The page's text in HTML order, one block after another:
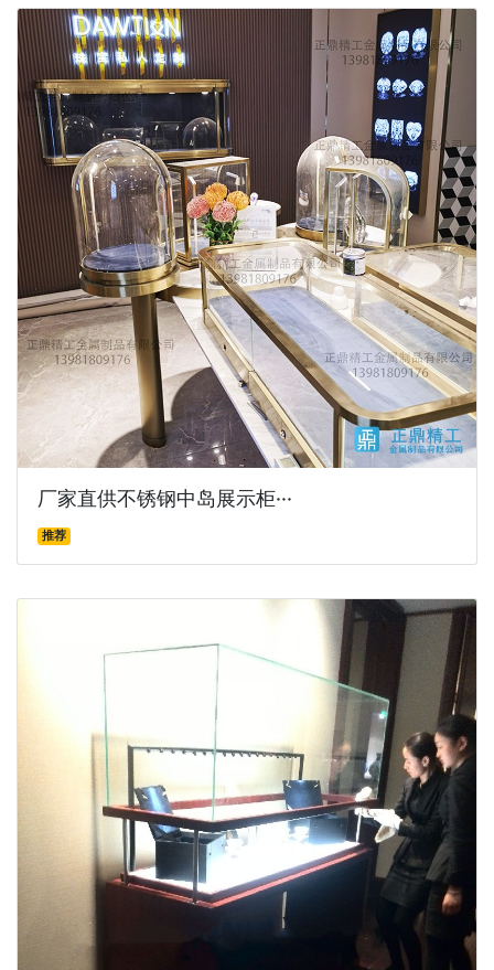
厂家直供不锈钢中岛展示柜···
推荐